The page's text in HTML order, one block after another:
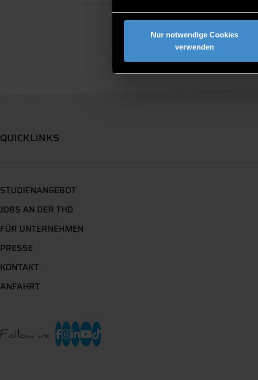
Nur notwendige Cookies
verwenden
QUICKLINKS
STUDIENANGEBOT
JOBS AN DER THD
FÜR UNTERNEHMEN
PRESSE
KONTAKT
ANFAHRT
Follow us: